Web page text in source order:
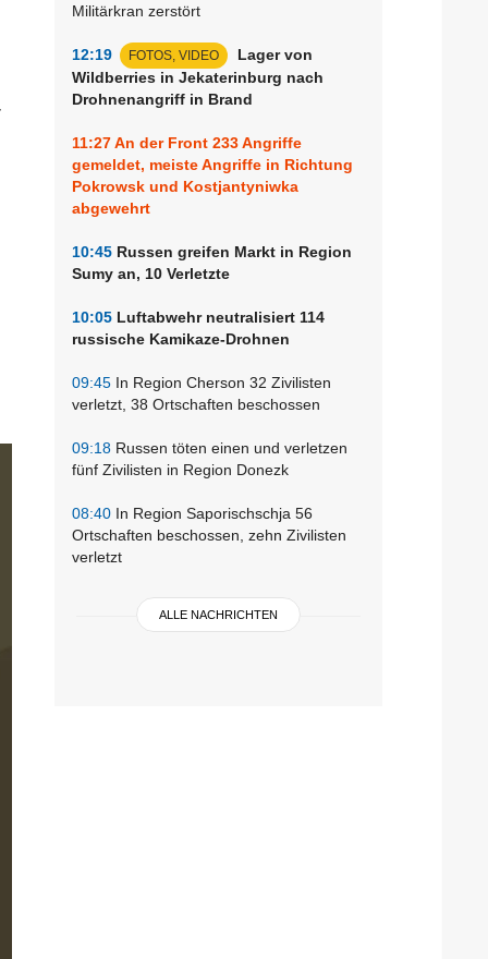
Militärkran zerstört
12:19 FOTOS, VIDEO
Lager von
Wildberries in Jekaterinburg nach
Drohnenangriff in Brand
11:27An der Front 233 Angriffe
gemeldet, meiste Angriffe in Richtung
Pokrowsk und Kostjantyniwka
abgewehrt
10:45 Russen greifen Markt in Region
Sumy an, 10 Verletzte
10:05 Luftabwehr neutralisiert 114
russische Kamikaze-Drohnen
09:45 In Region Cherson 32 Zivilisten
verletzt, 38 Ortschaften beschossen
09:18 Russen töten einen und verletzen
fünf Zivilisten in Region Donezk
08:40 In Region Saporischschja 56
Ortschaften beschossen, zehn Zivilisten
verletzt
ALLE NACHRICHTEN